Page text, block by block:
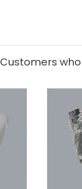
Customers